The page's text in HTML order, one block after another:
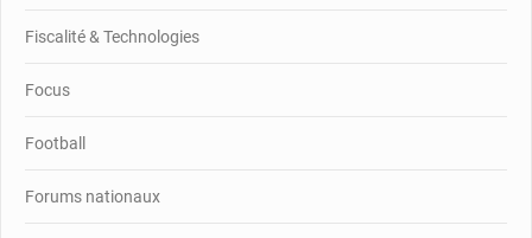
Fiscalité & Technologies
Focus
Football
Forums nationaux